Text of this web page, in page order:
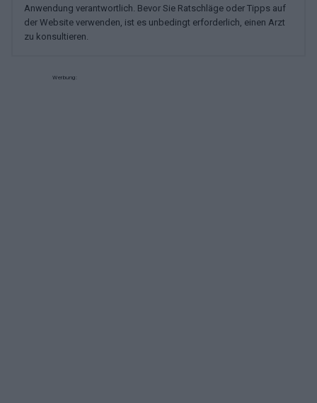
Anwendung verantwortlich. Bevor Sie Ratschläge oder Tipps auf
der Website verwenden, ist es unbedingt erforderlich, einen Arzt
zu konsultieren.
Werbung: